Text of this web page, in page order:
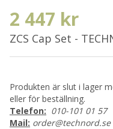
2 447 kr
ZCS Cap Set -
Produkten är slut i lager
eller för beställning.
Telefon: 010-101 01 57
Mail: order@technord.se